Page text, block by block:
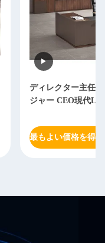
ディレクター主任
ジャー CEO現代L
最もよい価格を得